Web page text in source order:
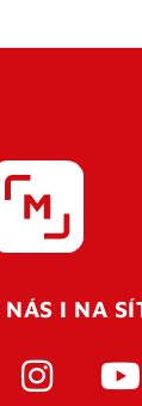
je
Po úspěšném
NÁS I NA